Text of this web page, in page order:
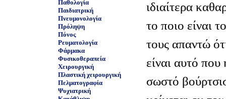
Παθολογία
Παιδιατρική
Πνευμονολογία
Πρόληψη
Πόνος
Ρευματολογία
Φάρμακα
Φυσικοθεραπεία
Χειρουργική
Πλαστική χειρουργική
Πελματογραφία
Ψυχιατρική
ιδιαίτερα
το ποιο είναι
τους απαντώ
είναι αυτό
σωστό